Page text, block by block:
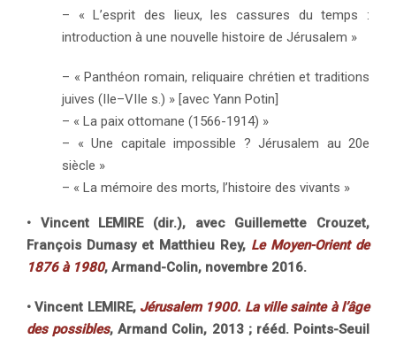
– « L’esprit des lieux, les cassures du temps :
introduction à une nouvelle histoire de Jérusalem »
– « Panthéon romain, reliquaire chrétien et traditions
juives (IIe–VIIe s.) » [avec Yann Potin]
– « La paix ottomane (1566-1914) »
– « Une capitale impossible ? Jérusalem au 20e
siècle »
– « La mémoire des morts, l’histoire des vivants »
• Vincent LEMIRE (dir.), avec Guillemette Crouzet,
François Dumasy et Matthieu Rey, Le Moyen-Orient de
1876 à 1980, Armand-Colin, novembre 2016.
• Vincent LEMIRE, Jérusalem 1900. La ville sainte à l’âge
des possibles, Armand Colin, 2013 ; rééd. Points-Seuil